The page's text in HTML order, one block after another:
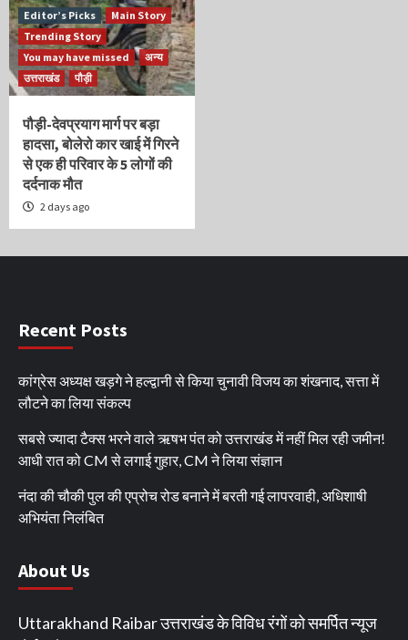
Editor’s Picks
Main Story
Trending Story
You may have missed
अन्य
उत्तराखंड
पौड़ी
पौड़ी-देवप्रयाग मार्ग पर बड़ा
हादसा, बोलेरो कार खाई में गिरने
से एक ही परिवार के 5 लोगों की
दर्दनाक मौत
2 days ago
Recent Posts
कांग्रेस अध्यक्ष खड़गे ने हल्द्वानी से किया चुनावी विजय का शंखनाद, सत्ता में
लौटने का लिया संकल्प
सबसे ज्यादा टैक्स भरने वाले ऋषभ पंत को उत्तराखंड में नहीं मिल रही जमीन!
आधी रात को CM से लगाई गुहार, CM ने लिया संज्ञान
नंदा की चौकी पुल की एप्रोच रोड बनाने में बरती गई लापरवाही, अधिशाषी
अभियंता निलंबित
About Us
Uttarakhand Raibar उत्तराखंड के विविध रंगों को समर्पित न्यूज